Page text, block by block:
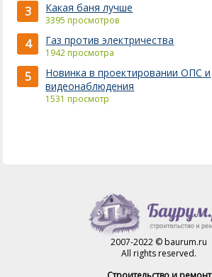
3 Какая баня лучше
3395 просмотров
4 Газ против электричества
1942 просмотра
5
Новинка в проектировании ОПС и
видеонаблюдения
1531 просмотр
2007-2022 © baurum.ru
All rights reserved.